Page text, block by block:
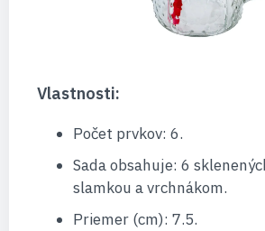
Vlastnosti:
Počet prvkov: 6.
Sada obsahuje: 6
slamkou a vrchnákom.
Priemer (cm): 7.5.